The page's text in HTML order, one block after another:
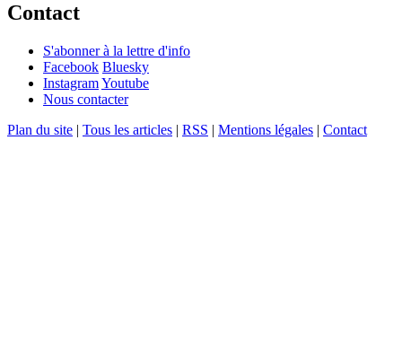
Contact
S'abonner à la lettre d'info
Facebook Bluesky
InstagramYoutube
Nous contacter
Plan du site | Tous les articles | RSS | Mentions légales | Contact